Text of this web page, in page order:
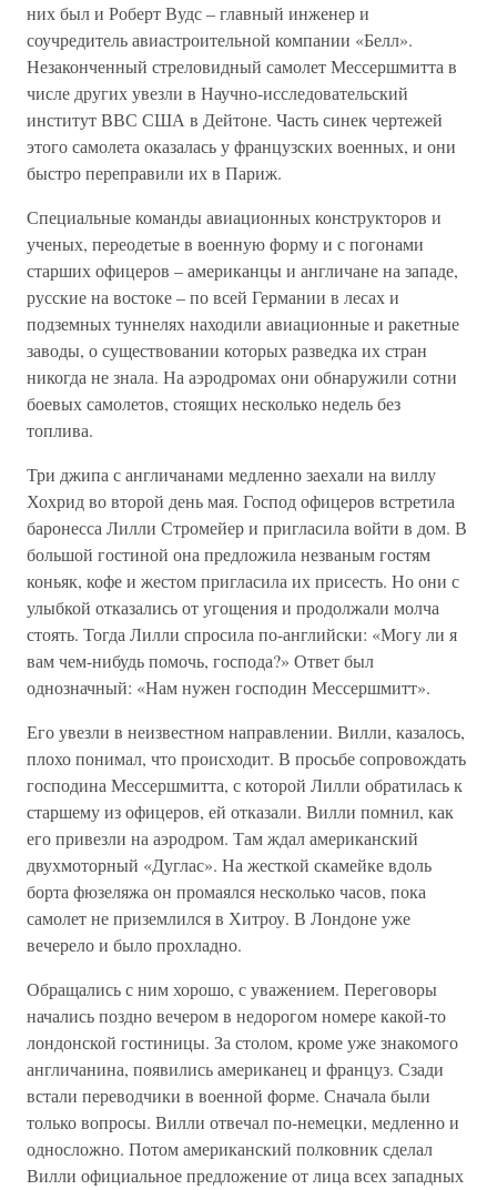
них был и Роберт Вудс – главный инженер и
соучредитель авиастроительной компании «Белл».
Незаконченный стреловидный самолет Мессершмитта в
числе других увезли в Научно-исследовательский
институт ВВС США в Дейтоне. Часть синек чертежей
этого самолета оказалась у французских военных, и они
быстро переправили их в Париж.
Специальные команды авиационных конструкторов и
ученых, переодетые в военную форму и с погонами
старших офицеров – американцы и англичане на западе,
русские на востоке – по всей Германии в лесах и
подземных туннелях находили авиационные и ракетные
заводы, о существовании которых разведка их стран
никогда не знала. На аэродромах они обнаружили сотни
боевых самолетов, стоящих несколько недель без
топлива.
Три джипа с англичанами медленно заехали на виллу
Хохрид во второй день мая. Господ офицеров встретила
баронесса Лилли Стромейер и пригласила войти в дом. В
большой гостиной она предложила незваным гостям
коньяк, кофе и жестом пригласила их присесть. Но они с
улыбкой отказались от угощения и продолжали молча
стоять. Тогда Лилли спросила по-английски: «Могу ли я
вам чем-нибудь помочь, господа?» Ответ был
однозначный: «Нам нужен господин Мессершмитт».
Его увезли в неизвестном направлении. Вилли, казалось,
плохо понимал, что происходит. В просьбе сопровождать
господина Мессершмитта, с которой Лилли обратилась к
старшему из офицеров, ей отказали. Вилли помнил, как
его привезли на аэродром. Там ждал американский
двухмоторный «Дуглас». На жесткой скамейке вдоль
борта фюзеляжа он промаялся несколько часов, пока
самолет не приземлился в Хитроу. В Лондоне уже
вечерело и было прохладно.
Обращались с ним хорошо, с уважением. Переговоры
начались поздно вечером в недорогом номере какой-то
лондонской гостиницы. За столом, кроме уже знакомого
англичанина, появились американец и француз. Сзади
встали переводчики в военной форме. Сначала были
только вопросы. Вилли отвечал по-немецки, медленно и
односложно. Потом американский полковник сделал
Вилли официальное предложение от лица всех западных